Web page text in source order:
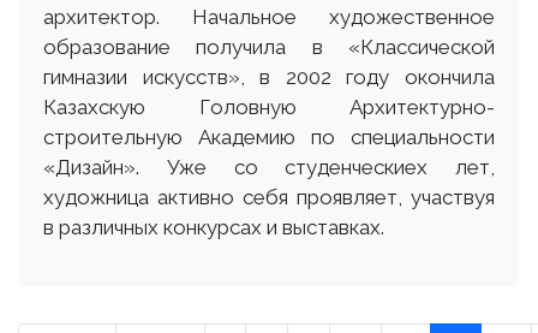
архитектор. Начальное художественное
образование получила в «Классической
гимназии искусств», в 2002 году окончила
Казахскую Головную Архитектурно-
строительную Академию по специальности
«Дизайн». Уже со студенческиех лет,
художница активно себя проявляет, участвуя
в различных конкурсах и выставках.